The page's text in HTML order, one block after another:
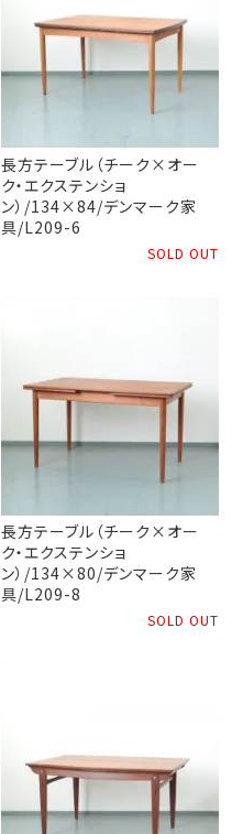
長方テーブル（チーク×オー
ク・エクステンショ
ン）/134×84/デンマーク家
具/L209-6
SOLD OUT
長方テーブル（チーク×オー
ク・エクステンショ
ン）/134×80/デンマーク家
具/L209-8
SOLD OUT